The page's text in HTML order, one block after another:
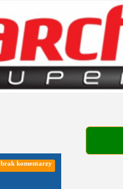
brak komentarzy